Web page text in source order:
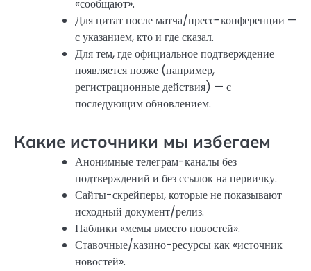
«сообщают».
Для цитат после матча/пресс-конференции —
с указанием, кто и где сказал.
Для тем, где официальное подтверждение
появляется позже (например,
регистрационные действия) — с
последующим обновлением.
Какие источники мы избегаем
Анонимные телеграм-каналы без
подтверждений и без ссылок на первичку.
Сайты-скрейперы, которые не показывают
исходный документ/релиз.
Паблики «мемы вместо новостей».
Ставочные/казино-ресурсы как «источник
новостей».